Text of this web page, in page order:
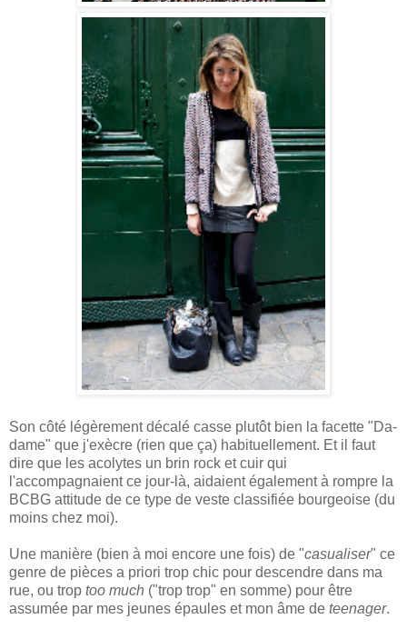
Son côté légèrement décalé casse plutôt bien la facette "Da-
dame" que j'exècre (rien que ça) habituellement. Et il faut
dire que les acolytes un brin rock et cuir qui
l'accompagnaient ce jour-là, aidaient également à rompre la
BCBG attitude de ce type de veste classifiée bourgeoise (du
moins chez moi).
Une manière (bien à moi encore une fois) de "casualiser" ce
genre de pièces a priori trop chic pour descendre dans ma
rue, ou trop too much ("trop trop" en somme) pour être
assumée par mes jeunes épaules et mon âme de teenager.